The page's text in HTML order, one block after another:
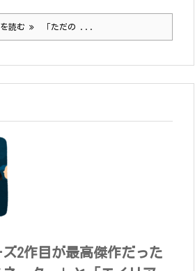
読む 「ただの ...
ズ2作目が最高傑作だった